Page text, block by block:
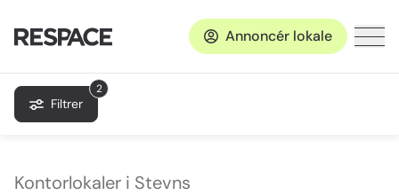
Annoncér lokale
2
Filtrer
Kontorlokaler i Stevns